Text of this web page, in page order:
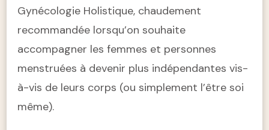
Gynécologie Holistique, chaudement
recommandée lorsqu’on souhaite
accompagner les femmes et personnes
menstruées à devenir plus indépendantes vis-
à-vis de leurs corps (ou simplement l’être soi
même).